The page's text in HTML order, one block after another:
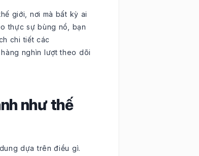
giới, nơi mà bất kỳ ai
thực sự bùng nổ, bạn
chi tiết các
nghìn lượt theo dõi
như thế
dựa trên điều gì.